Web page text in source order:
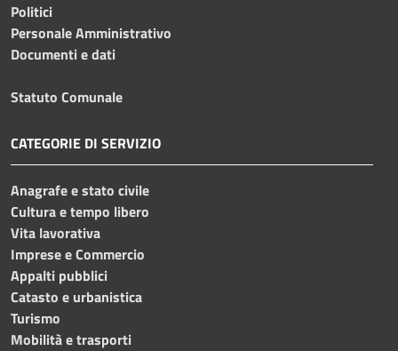
Politici
Personale Amministrativo
Documenti e dati
Statuto Comunale
CATEGORIE DI SERVIZIO
Anagrafe e stato civile
Cultura e tempo libero
Vita lavorativa
Imprese e Commercio
Appalti pubblici
Catasto e urbanistica
Turismo
Mobilità e trasporti